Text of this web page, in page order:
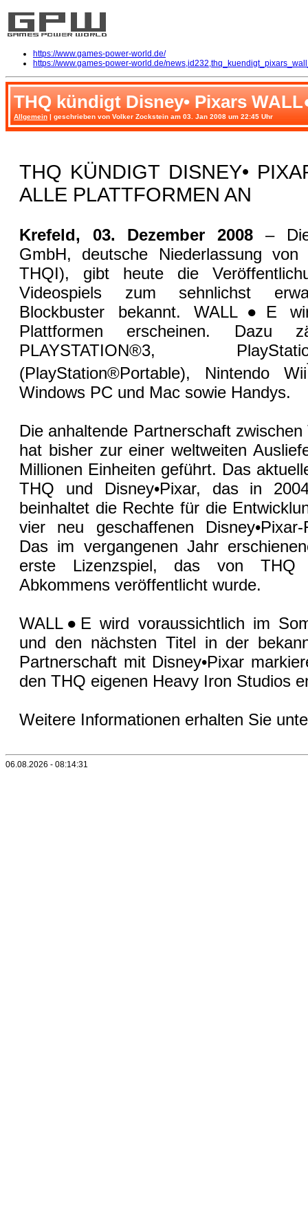
https://www.games-power-world.de/
https://www.games-power-world.de/
THQ kündigt Disney• Pixars
Allgemein | geschrieben von Volker Zockstein am 03. Jan 2008 um 22:45 Uhr
THQ KÜNDIGT DISNEY•
ALLE PLATTFORMEN AN
Krefeld, 03. Dezember 2008 –
GmbH, deutsche Niederlassung
THQI), gibt heute die
Videospiels zum sehnlichst
Blockbuster bekannt. WALL●E
Plattformen erscheinen. Dazu
PLAYSTATION®3,
(PlayStation®Portable), Nintendo Wii
Windows PC und Mac sowie Handys.
Die anhaltende Partnerschaft
hat bisher zur einer weltweiten
Millionen Einheiten geführt. Das
THQ und Disney•Pixar, das in
beinhaltet die Rechte für die
vier neu geschaffenen Disney•Pixar-
Das im vergangenen Jahr
erste Lizenzspiel, das von THQ
Abkommens veröffentlicht wurde.
WALL●E wird voraussichtlich im
und den nächsten Titel in der
Partnerschaft mit Disney•Pixar
den THQ eigenen Heavy Iron Studios
Weitere Informationen erhalten Sie
06.08.2026 - 08:14:31